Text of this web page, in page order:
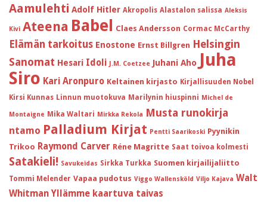
Aamulehti Adolf Hitler Akropolis Alastalon salissa Aleksis
Kivi Ateena Babel Claes Andersson Cormac McCarthy
Elämän tarkoitus Enostone Ernst Billgren Helsingin
Sanomat Hesari Idoli J.M. Coetzee Juhani Aho Juha
Siro Kari Aronpuro Keltainen kirjasto Kirjallisuuden Nobel
Kirsi Kunnas Linnun muotokuva Marilynin hiuspinni Michel de
Montaigne Mika Waltari Mirkka Rekola Musta runokirja
ntamo Palladium Kirjat Pentti Saarikoski Pyynikin
Trikoo Raymond Carver Réne Magritte Saat toivoa kolmesti
Satakieli! Savukeidas Sirkka Turkka Suomen kirjailijaliitto
Tommi Melender Vapaa pudotus Viggo Wallensköld Viljo Kajava Walt
Whitman Yllämme kaartuva taivas